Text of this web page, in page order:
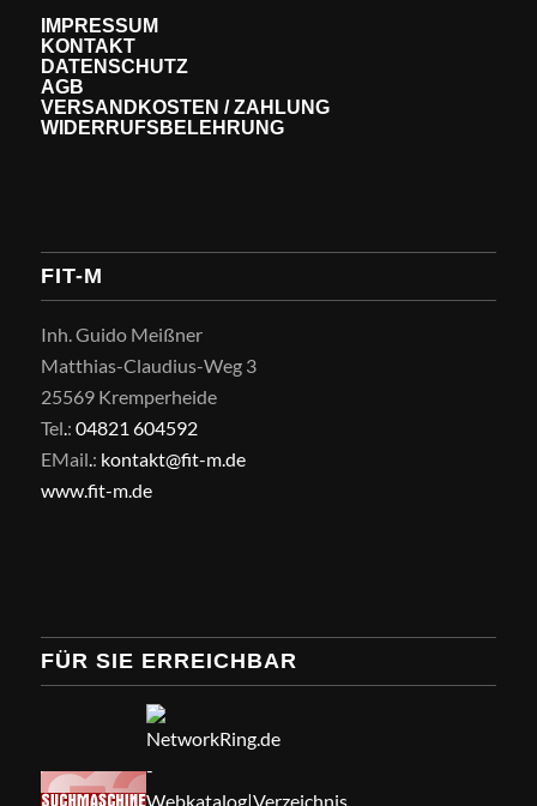
IMPRESSUM
KONTAKT
DATENSCHUTZ
AGB
VERSANDKOSTEN / ZAHLUNG
WIDERRUFSBELEHRUNG
FIT-M
Inh. Guido Meißner
Matthias-Claudius-Weg 3
25569 Kremperheide
Tel.: 04821 604592
EMail.: kontakt@fit-m.de
www.fit-m.de
FÜR SIE ERREICHBAR